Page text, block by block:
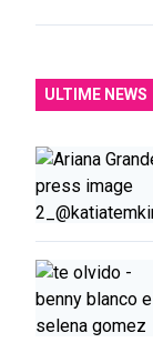
ULTIME NEWS